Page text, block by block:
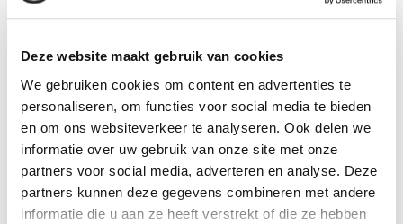
Deze website maakt gebruik van cookies
We gebruiken cookies om content en advertenties te
personaliseren, om functies voor social media te bieden
en om ons websiteverkeer te analyseren. Ook delen we
informatie over uw gebruik van onze site met onze
partners voor social media, adverteren en analyse. Deze
partners kunnen deze gegevens combineren met andere
informatie die u aan ze heeft verstrekt of die ze hebben
Telefoonnummer
opmerkingen
Kies een bestand
Voeg eventueel een of meerdere document(en) toe